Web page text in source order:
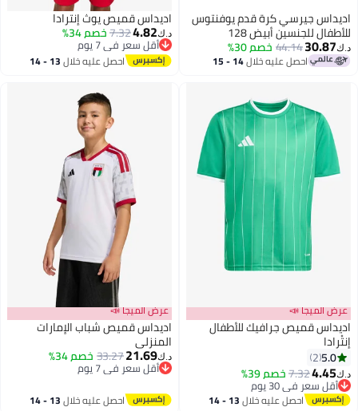
اديداس جيرسي كرة قدم يوفنتوس
للأطفال للجنسين أبيض 128
د.ك‏30.87
44.14خصم 30%
احصل عليه خلال 14 - 15
اديداس قميص يوث إنترادا
د.ك‏4.82
7.32خصم 34%
أقل سعر في 7 يوم
أقل سعر في 7 يوماحصل عليه خلال 13 - 14
عرض الميجا 📣
اديداس قميص جرافيك للأطفال
إنتْرادا
5.0
2
د.ك‏4.45
7.32خصم 39%
أقل سعر في 30 يوم
أقل سعر في 30 يوماحصل عليه خلال 13 - 14
عرض الميجا 📣
اديداس قميص شباب الإمارات
المنزلي
د.ك‏21.69
33.27خصم 34%
أقل سعر في 7 يوم
أقل سعر في 7 يوم
احصل عليه خلال 13 - 14